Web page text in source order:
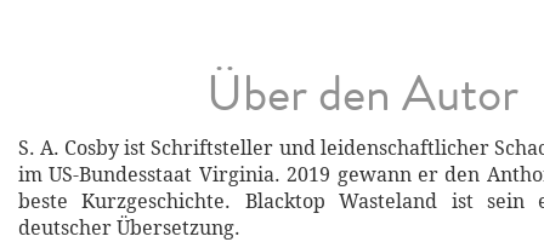
Über den Autor
S. A. Cosby ist Schriftsteller und leidenschaftlicher
im US-Bundesstaat Virginia. 2019 gewann er den
beste Kurzgeschichte. Blacktop Wasteland ist sein
deutscher Übersetzung.